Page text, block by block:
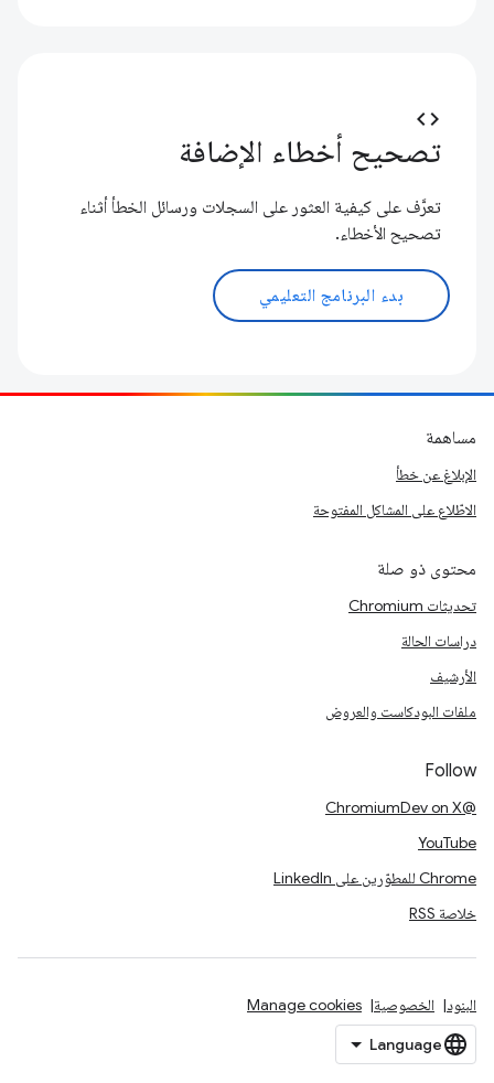
code
تصحيح أخطاء الإضافة
تعرَّف على كيفية العثور على السجلات ورسائل الخطأ أثناء
تصحيح الأخطاء.
بدء البرنامج التعليمي
مساهمة
الإبلاغ عن خطأ
الاطّلاع على المشاكل المفتوحة
محتوى ذو صلة
تحديثات Chromium
دراسات الحالة
الأرشيف
ملفات البودكاست والعروض
Follow
@ChromiumDev on X
YouTube
Chrome للمطوّرين على LinkedIn
خلاصة RSS
البنود الخصوصية Manage cookies